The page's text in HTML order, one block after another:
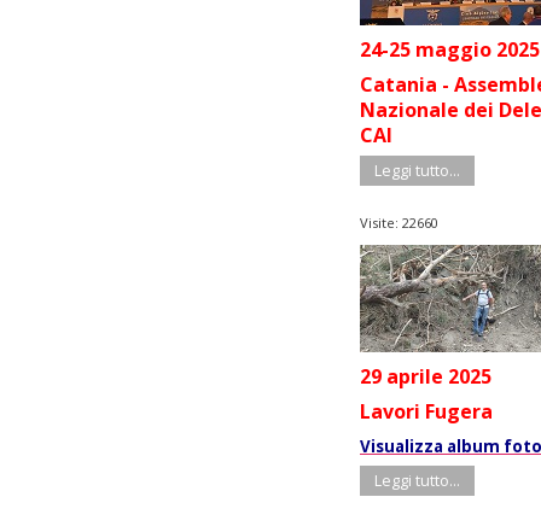
24-25 maggio 2025
Catania -
Nazionale dei
CAI
Leggi tutto...
Visite: 22660
29 aprile 2025
Lavori Fugera
Visualizza album
Leggi tutto...